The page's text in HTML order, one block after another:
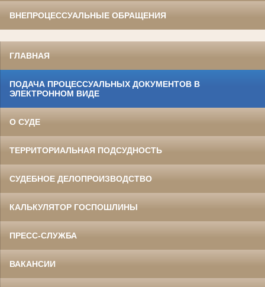
ВНЕПРОЦЕССУАЛЬНЫЕ ОБРАЩЕНИЯ
ГЛАВНАЯ
ПОДАЧА ПРОЦЕССУАЛЬНЫХ ДОКУМЕНТОВ В
ЭЛЕКТРОННОМ ВИДЕ
О СУДЕ
ТЕРРИТОРИАЛЬНАЯ ПОДСУДНОСТЬ
СУДЕБНОЕ ДЕЛОПРОИЗВОДСТВО
КАЛЬКУЛЯТОР ГОСПОШЛИНЫ
ПРЕСС-СЛУЖБА
ВАКАНСИИ